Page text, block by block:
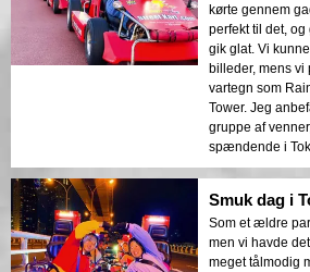
kørte gennem
perfekt til det,
gik glat. Vi
billeder, mens vi
vartegn som
Tower. Jeg
gruppe af
spændende i
Smuk dag i
Som et ældre
men vi havde
meget tålmodig